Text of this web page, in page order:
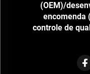
(OEM)/
encomenda
controle de